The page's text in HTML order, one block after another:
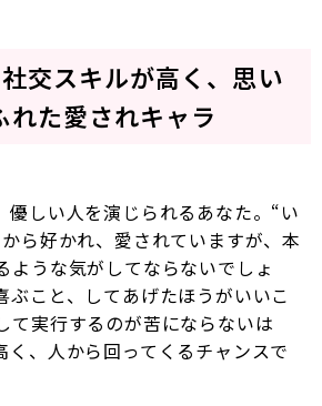
交スキルが高く、思い
れた愛されキャラ
優しい人を演じられるあなた。“い
ら好かれ、愛されていますが、本
ような気がしてならないでしょ
ぶこと、してあげたほうがいいこ
て実行するのが苦にならないは
く、人から回ってくるチャンスで